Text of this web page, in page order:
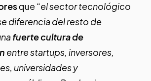
que “el sector tecnológico
diferencia del resto de
fuerte cultura de
entre startups, inversores,
universidades y